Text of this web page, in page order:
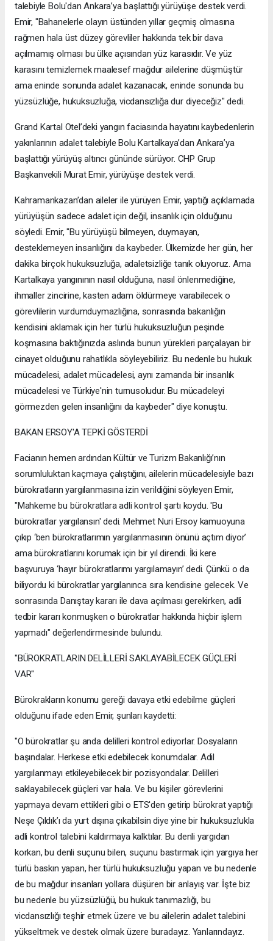
talebiyle Bolu'dan Ankara’ya başlattığı yürüyüşe destek verdi.
Emir, "Bahanelerle olayın üstünden yıllar geçmiş olmasına
rağmen hala üst düzey görevliler hakkında tek bir dava
açılmamış olması bu ülke açısından yüz karasıdır. Ve yüz
karasını temizlemek maalesef mağdur ailelerine düşmüştür
ama eninde sonunda adalet kazanacak, eninde sonunda bu
yüzsüzlüğe, hukuksuzluğa, vicdansızlığa dur diyeceğiz" dedi.
Grand Kartal Otel’deki yangın faciasında hayatını kaybedenlerin
yakınlarının adalet talebiyle Bolu Kartalkaya’dan Ankara’ya
başlattığı yürüyüş altıncı gününde sürüyor. CHP Grup
Başkanvekili Murat Emir, yürüyüşe destek verdi.
Kahramankazan’dan aileler ile yürüyen Emir, yaptığı açıklamada
yürüyüşün sadece adalet için değil, insanlık için olduğunu
söyledi. Emir, "Bu yürüyüşü bilmeyen, duymayan,
desteklemeyen insanlığını da kaybeder. Ülkemizde her gün, her
dakika birçok hukuksuzluğa, adaletsizliğe tanık oluyoruz. Ama
Kartalkaya yangınının nasıl olduğuna, nasıl önlenmediğine,
ihmaller zincirine, kasten adam öldürmeye varabilecek o
görevlilerin vurdumduymazlığına, sonrasında bakanlığın
kendisini aklamak için her türlü hukuksuzluğun peşinde
koşmasına baktığınızda aslında bunun yürekleri parçalayan bir
cinayet olduğunu rahatlıkla söyleyebiliriz. Bu nedenle bu hukuk
mücadelesi, adalet mücadelesi, aynı zamanda bir insanlık
mücadelesi ve Türkiye'nin turnusoludur. Bu mücadeleyi
görmezden gelen insanlığını da kaybeder" diye konuştu.
BAKAN ERSOY'A TEPKİ GÖSTERDİ
Facianın hemen ardından Kültür ve Turizm Bakanlığı’nın
sorumluluktan kaçmaya çalıştığını, ailelerin mücadelesiyle bazı
bürokratların yargılanmasına izin verildiğini söyleyen Emir,
"Mahkeme bu bürokratlara adli kontrol şartı koydu. 'Bu
bürokratlar yargılansın' dedi. Mehmet Nuri Ersoy kamuoyuna
çıkıp ‘ben bürokratlarımın yargılanmasının önünü açtım diyor’
ama bürokratlarını korumak için bir yıl direndi. İki kere
başvuruya ‘hayır bürokratlarımı yargılamayın’ dedi. Çünkü o da
biliyordu ki bürokratlar yargılanınca sıra kendisine gelecek. Ve
sonrasında Danıştay kararı ile dava açılması gerekirken, adli
tedbir kararı konmuşken o bürokratlar hakkında hiçbir işlem
yapmadı" değerlendirmesinde bulundu.
"BÜROKRATLARIN DELİLLERİ SAKLAYABİLECEK GÜÇLERİ
VAR"
Bürokrakların konumu gereği davaya etki edebilme güçleri
olduğunu ifade eden Emir, şunları kaydetti:
"O bürokratlar şu anda delilleri kontrol ediyorlar. Dosyaların
başındalar. Herkese etki edebilecek konumdalar. Adil
yargılanmayı etkileyebilecek bir pozisyondalar. Delilleri
saklayabilecek güçleri var hala. Ve bu kişiler görevlerini
yapmaya devam ettikleri gibi o ETS'den getirip bürokrat yaptığı
Neşe Çıldık’ı da yurt dışına çıkabilsin diye yine bir hukuksuzlukla
adli kontrol talebini kaldırmaya kalktılar. Bu denli yargıdan
korkan, bu denli suçunu bilen, suçunu bastırmak için yargıya her
türlü baskın yapan, her türlü hukuksuzluğu yapan ve bu nedenle
de bu mağdur insanları yollara düşüren bir anlayış var. İşte biz
bu nedenle bu yüzsüzlüğü, bu hukuk tanımazlığı, bu
vicdansızlığı teşhir etmek üzere ve bu ailelerin adalet talebini
yükseltmek ve destek olmak üzere buradayız. Yanlarındayız.